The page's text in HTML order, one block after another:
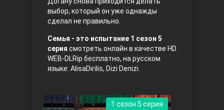
Воскресший Эртугрул
выбор, который он уже однажды
сделал не правильно.
Семья - это испытание 1 сезон 5
серия смотреть онлайн в качестве HD
WEB-DLRip бесплатно, на русском
языке: AlisaDirilis, Dizi Denizi.
1 сезон 5 серия